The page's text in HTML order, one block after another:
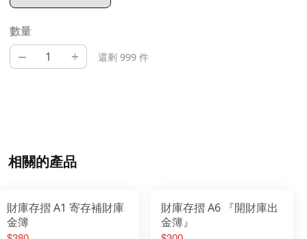
數量
– + 還剩 999 件
相關的產品
財庫存摺 A1 寄存補財庫
金簿
財庫存摺 A6 『開財庫出
金簿』